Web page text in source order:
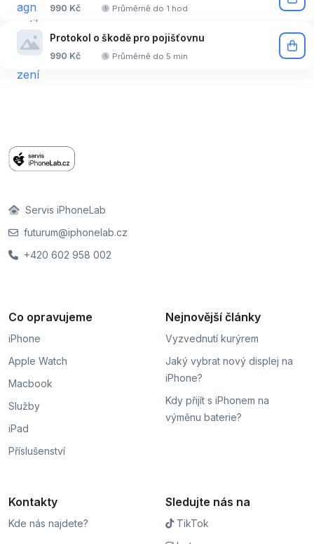
990 Kč Průměrně do 1 hod
Protokol o škodě pro pojišťovnu
990 Kč Průměrně do 5 min
Servis iPhoneLab
futurum@iphonelab.cz
+420 602 958 002
Co opravujeme
iPhone
Apple Watch
Macbook
Služby
iPad
Příslušenství
Nejnovější články
Vyzvednutí kurýrem
Jaký vybrat nový displej na
iPhone?
Kdy přijít s iPhonem na
výměnu baterie?
Kontakty
Kde nás najdete?
Sledujte nás na
TikTok